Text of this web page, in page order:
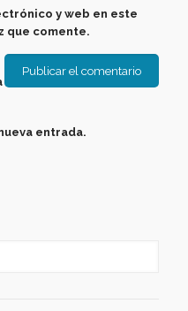
y web en este
que comente.
entrada.